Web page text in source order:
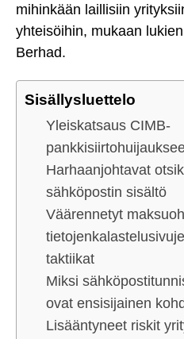
mihinkään laillisiin
yhteisöihin, mukaan
Berhad.
Sisällysluettelo
Yleiskatsaus CIMB-
Harhaanjohtavat
sähköpostin sisältö
Väärennetyt
taktiikat
Miksi
ovat ensisijainen
Lisääntyneet riskit